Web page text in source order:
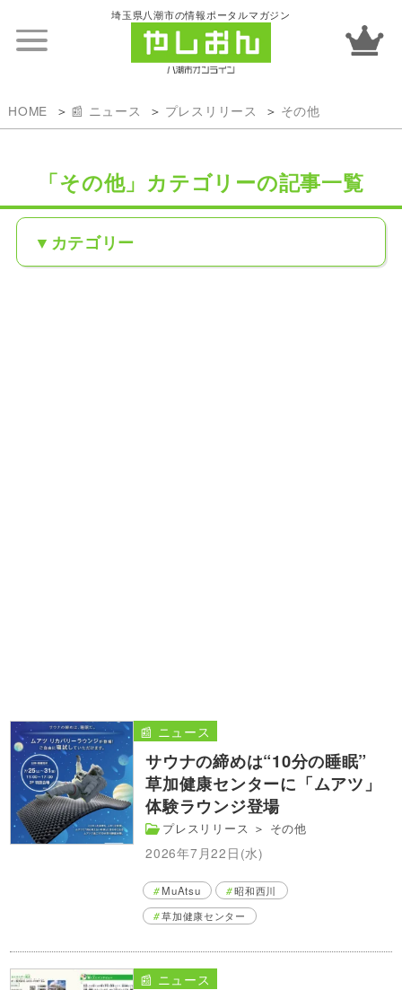
埼玉県八潮市の情報ポータルマガジン
HOME 📰 ニュース プレスリリース その他
「その他」カテゴリーの記事一覧
カテゴリー
サウナの締めは“10分の睡眠”
草加健康センターに「ムアツ」
体験ラウンジ登場
プレスリリース ＞ その他
2026年7月22日(水)
📰 ニュース
MuAtsu
昭和西川
草加健康センター
📰 ニュース